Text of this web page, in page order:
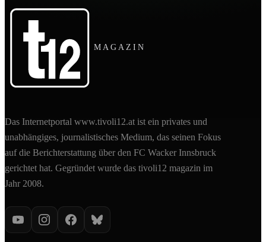
MAGAZIN
Das Internetportal www.tivoli12.at ist ein privates und
unabhängiges, journalistisches Medium, das seinen Fokus
auf die Berichterstattung über den FC Wacker Innsbruck
gerichtet hat. Gegründet wurde das tivoli12 magazin im
Jahr 2008.